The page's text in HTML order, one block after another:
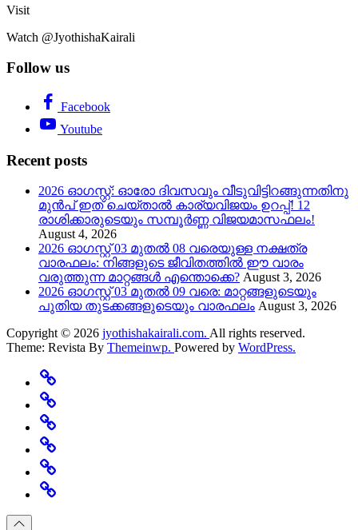
Visit
Watch @JyothishaKairali
Follow us
Facebook
Youtube
Recent posts
2026 ഓഗസ്റ്റ്: ഓരോ ദിവസവും വീടുവിട്ടിറങ്ങുന്നതിനു
മുൻപ് ഇത് ചെയ്താൽ കാര്യവിജയം ഉറപ്പ്! 12
രാശിക്കാരുടെയും സമ്പൂർണ്ണ വിജയമാസഫലം!
August 4, 2026
2026 ഓഗസ്റ്റ് 03 മുതൽ 08 വരെയുള്ള നക്ഷത്ര
വാരഫലം: നിങ്ങളുടെ ജീവിതത്തിൽ ഈ വാരം
വരുത്തുന്ന മാറ്റങ്ങൾ എന്തൊക്കെ? August 3, 2026
2026 ഓഗസ്റ്റ് 03 മുതൽ 09 വരെ: മാറ്റങ്ങളുടെയും
പുതിയ തുടക്കങ്ങളുടെയും വാരഫലം August 3, 2026
Copyright © 2026 jyothishakairali.com. All rights reserved.
Theme: Revista By Themeinwp. Powered by WordPress.
Home
Predictions
Specials
Rashi
Change
Believe
Featured